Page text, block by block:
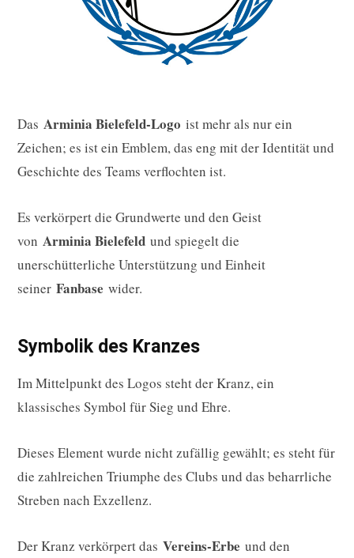
Das Arminia Bielefeld-Logo ist mehr als nur ein
Zeichen; es ist ein Emblem, das eng mit der Identität und
Geschichte des Teams verflochten ist.
Es verkörpert die Grundwerte und den Geist
von Arminia Bielefeld und spiegelt die
unerschütterliche Unterstützung und Einheit
seiner Fanbase wider.
Symbolik des Kranzes
Im Mittelpunkt des Logos steht der Kranz, ein
klassisches Symbol für Sieg und Ehre.
Dieses Element wurde nicht zufällig gewählt; es steht für
die zahlreichen Triumphe des Clubs und das beharrliche
Streben nach Exzellenz.
Der Kranz verkörpert das Vereins-Erbe und den